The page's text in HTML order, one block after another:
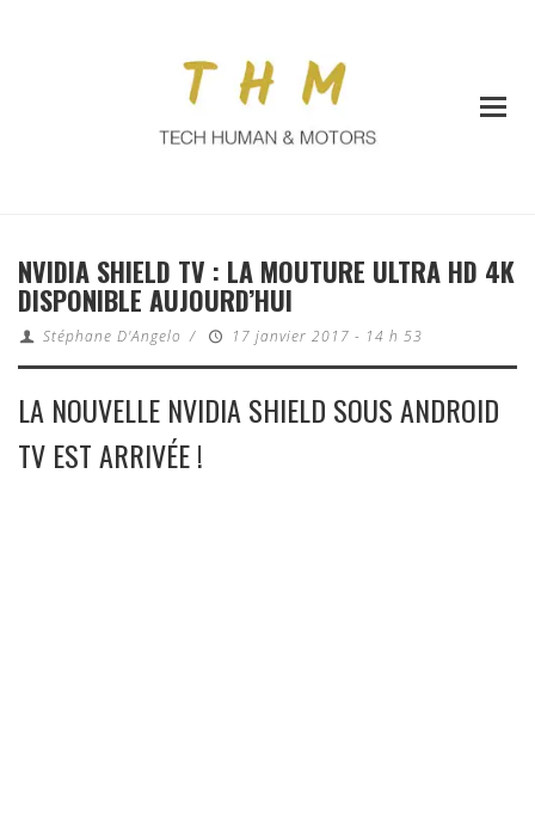
NVIDIA SHIELD TV : LA MOUTURE ULTRA HD 4K
DISPONIBLE AUJOURD’HUI
Stéphane D'Angelo / 17 janvier 2017 - 14 h 53
LA NOUVELLE NVIDIA SHIELD SOUS ANDROID
TV EST ARRIVÉE !